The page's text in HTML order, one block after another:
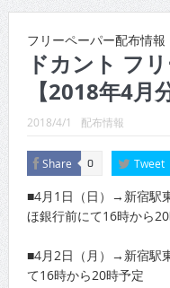
CINEMA×STYLE 289
CINEMA×STYLE 288
CINEMA×STYLE 287
CINEMA×STYLE 286
CINEMA×STYLE 285
CINEMA×STYLE 294
フリーペーパー配布情報
ドカント フ
【2018年4月
2018/4/1 配布情報
Share 0 Tweet
■4月1日（日）→新宿駅
ほ銀行前にて16時から
■4月2日（月）→新宿駅
て16時から20時予定